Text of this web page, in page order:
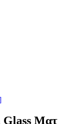
Glass Ματ